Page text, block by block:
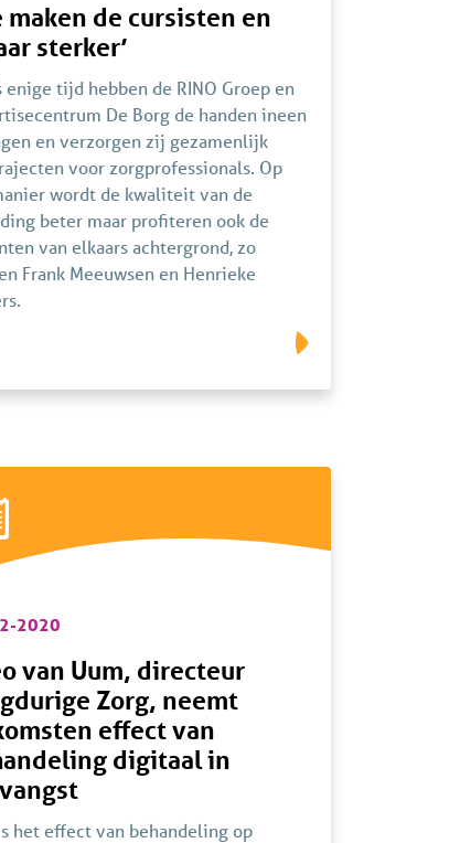
maken de cursisten en
sterker’
enige tijd hebben de RINO Groep en
De Borg de handen ineen
en verzorgen zij gezamenlijk
voor zorgprofessionals. Op
wordt de kwaliteit van de
beter maar profiteren ook de
van elkaars achtergrond, zo
Frank Meeuwsen en Henrieke
2020
van Uum, directeur
Zorg, neemt
effect van
digitaal in
het effect van behandeling op